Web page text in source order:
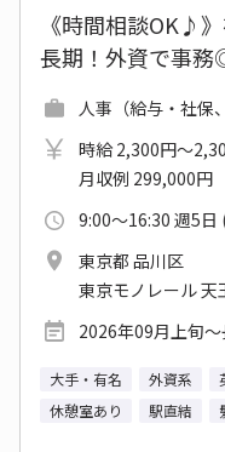
《時間相談OK♪
長期！外資で事
人事（給与・社保
時給 2,300円～
月収例 299,000円
9:00～16:30 週5日
東京都 品川区
東京モノレール 天
2026年09月上旬
大手・有名 外資系
休憩室あり
駅直結